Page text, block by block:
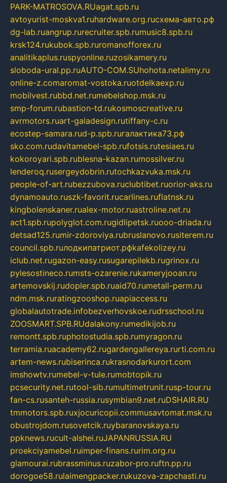
PARK-MATROSOVA.RUagat.spb.ru
avtoyurist-moskva1.ruhardware.org.ruсхема-авто.рф
dg-lab.ruangrup.rurecruiter.spb.rumusic8.spb.ru
krsk124.rukubok.spb.ruromanofforex.ru
analitikaplus.ruspyonline.ruzosikamery.ru
sloboda-ural.pp.ruAUTO-COM.SUhohota.netalimy.ru
online-z.comaromat-vostoka.ruotdelkaexp.ru
mobilvest.rubbd.net.rumebelshop.msk.ru
smp-forum.rubastion-td.rukosmoscreative.ru
avrmotors.ruart-galadesign.rutiffany-c.ru
ecostep-samara.rud-p.spb.ruгалактика73.рф
sko.com.rudavitamebel-spb.rufotsis.rutesiaes.ru
kokoroyari.spb.rublesna-kazan.rumossilver.ru
lenderoq.rusergeydobrin.rutochkazvuka.msk.ru
people-of-art.rubezzubova.ruclubtibet.ruorior-aks.ru
dynamoauto.ruszk-favorit.rucarlines.ruflatnsk.ru
kingbolenskaner.rualex-motor.ruastroline.net.ru
act1.spb.rupolyglot.com.rugidlipetsk.ruooo-driada.ru
detsad125.rumir-zdoroviya.rubruslanovo.rusiterem.ru
council.spb.ruлодкипатриот.рфkafekolizey.ru
iclub.net.rugazon-easy.rusugarepilekb.rugrinox.ru
pylesostineco.rumsts-ozarenie.rukameryjooan.ru
artemovskij.rudopler.spb.ruaid70.rumetall-perm.ru
ndm.msk.ruratingzooshop.ruapiaccess.ru
globalautotrade.infobezverhovskoe.rudrsschool.ru
ZOOSMART.SPB.RUdalakony.rumedikijob.ru
remontt.spb.ruphotostudia.spb.rumyragon.ru
terramia.ruacademy62.rugardengallereya.rurti.com.ru
artem-news.rubiserinca.rukrasnodarkurort.com
imshowtv.rumebel-v-tule.rumobtopik.ru
pcsecurity.net.rutool-sib.rumultimetrunit.rusp-tour.ru
fan-cs.rusanteh-russia.rusymbian9.net.ruDSHAIR.RU
tmmotors.spb.ruxjocuricopii.commusavtomat.msk.ru
obustrojdom.rusovetcik.ruybaranovskaya.ru
ppknews.rucult-alshei.ruJAPANRUSSIA.RU
proekciyamebel.ruimper-finans.rurim.org.ru
glamourai.rubrassminus.ruzabor-pro.ruftn.pp.ru
dorogoe58.rulaimengpacker.rukuzova-zapchasti.ru